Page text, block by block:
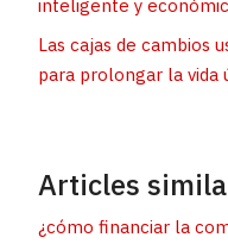
inteligente y
Las cajas de cambios
para prolongar la vida
Articles
¿cómo financiar la